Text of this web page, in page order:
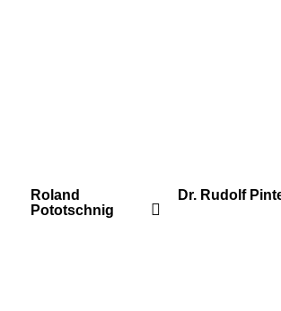
Roland
Pototschnig
Dr. Rudolf